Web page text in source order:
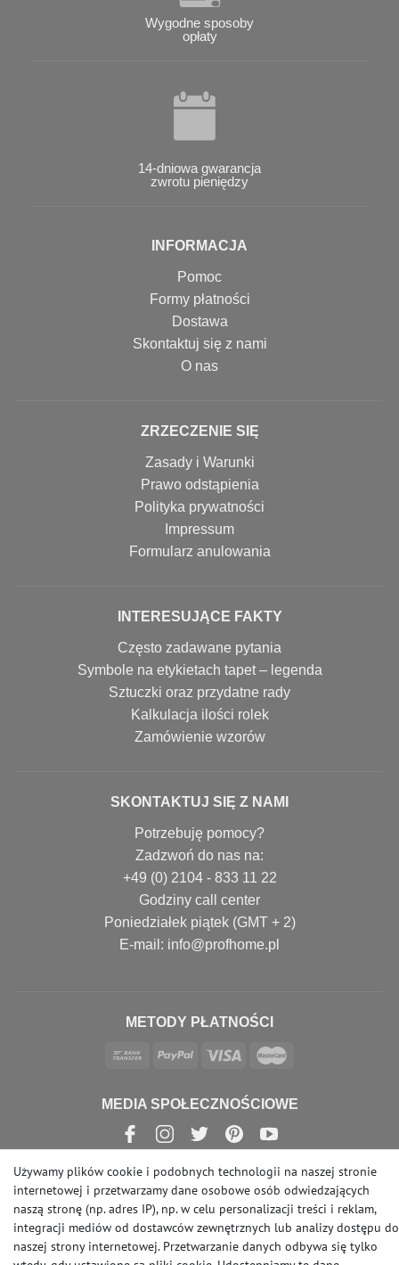
Wygodne sposoby
opłaty
14-dniowa gwarancja
zwrotu pieniędzy
INFORMACJA
Pomoc
Formy płatności
Dostawa
Skontaktuj się z nami
O nas
ZRZECZENIE SIĘ
Zasady i Warunki
Prawo odstąpienia
Polityka prywatności
Impressum
Formularz anulowania
INTERESUJĄCE FAKTY
Często zadawane pytania
Symbole na etykietach tapet – legenda
Sztuczki oraz przydatne rady
Kalkulacja ilości rolek
Zamówienie wzorów
SKONTAKTUJ SIĘ Z NAMI
Potrzebuję pomocy?
Zadzwoń do nas na:
+49 (0) 2104 - 833 11 22
Godziny call center
Poniedziałek piątek (GMT + 2)
E-mail: info@profhome.pl
METODY PŁATNOŚCI
MEDIA SPOŁECZNOŚCIOWE
© Copyright 2026 | e-Delux GmbH
Używamy plików cookie i podobnych technologii na naszej stronie
internetowej i przetwarzamy dane osobowe osób odwiedzających
naszą stronę (np. adres IP), np. w celu personalizacji treści i reklam,
integracji mediów od dostawców zewnętrznych lub analizy dostępu do
naszej strony internetowej. Przetwarzanie danych odbywa się tylko